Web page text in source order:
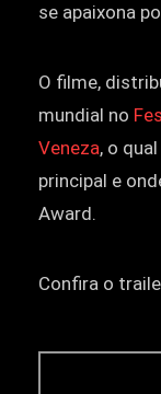
se apaixona
O filme,
mundial no
Veneza, o
principal e
Award.
Confira o